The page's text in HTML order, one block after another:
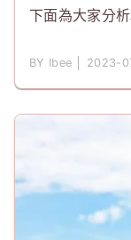
下面為大家分析
BY Ibee │ 2023-